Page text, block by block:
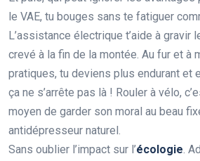
le VAE, tu bouges sans te fatiguer
L’assistance électrique t’aide à gravir
crevé à la fin de la montée. Au fur et à
pratiques, tu deviens plus endurant et
ça ne s’arrête pas là ! Rouler à vélo,
moyen de garder son moral au beau
antidépresseur naturel.
Sans oublier l’impact sur l’écologie.